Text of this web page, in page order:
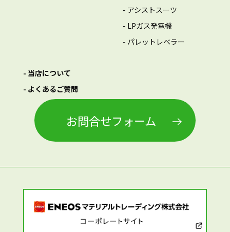
- アシストスーツ
- LPガス発電機
- パレットレベラー
- 当店について
- よくあるご質問
お問合せフォーム